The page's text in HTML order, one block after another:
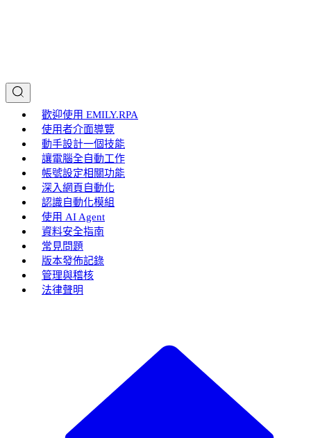
歡迎使用 EMILY.RPA
使用者介面導覽
動手設計一個技能
讓電腦全自動工作
帳號設定相關功能
深入網頁自動化
認識自動化模組
使用 AI Agent
資料安全指南
常見問題
版本發佈記錄
管理與稽核
法律聲明